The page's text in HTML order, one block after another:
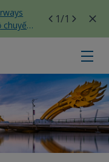
Tân
1/1